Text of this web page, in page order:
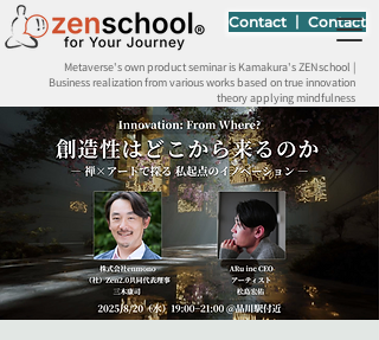
Contact 丨 Contact
Metaverse's own product seminar is Kamakura's ZENschool |
Business realization from various works based on true innovation
theory applying mindfulness